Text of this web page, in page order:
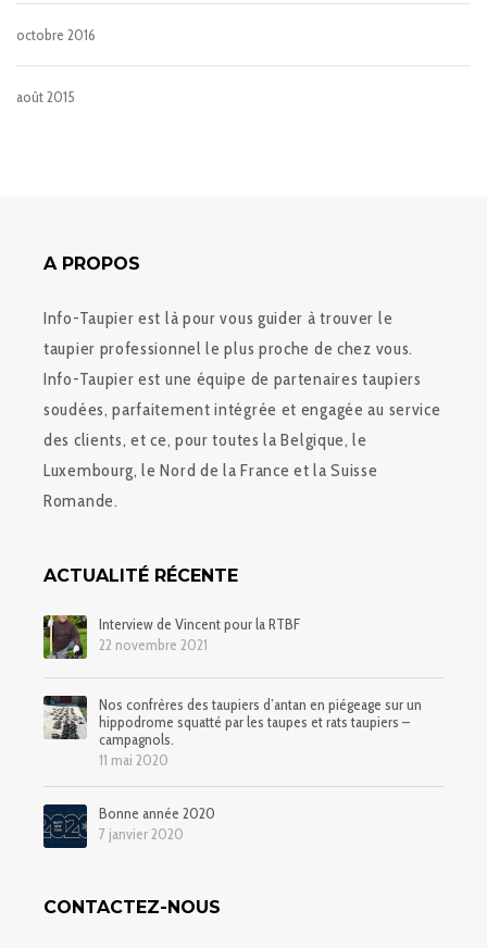
octobre 2016
août 2015
A PROPOS
Info-Taupier est là pour vous guider à trouver le
taupier professionnel le plus proche de chez vous.
Info-Taupier est une équipe de partenaires taupiers
soudées, parfaitement intégrée et engagée au service
des clients, et ce, pour toutes la Belgique, le
Luxembourg, le Nord de la France et la Suisse
Romande.
ACTUALITÉ RÉCENTE
Interview de Vincent pour la RTBF
22 novembre 2021
Nos confrères des taupiers d’antan en piégeage sur un
hippodrome squatté par les taupes et rats taupiers –
campagnols.
11 mai 2020
Bonne année 2020
7 janvier 2020
CONTACTEZ-NOUS